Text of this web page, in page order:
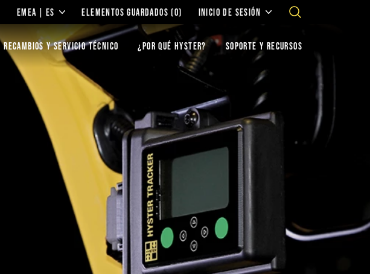
EMEA | ES ELEMENTOS GUARDADOS(0) INICIO DE SESIÓN
RECAMBIOS Y SERVICIO TÉCNICO ¿POR QUÉ HYSTER? SOPORTE Y RECURSOS